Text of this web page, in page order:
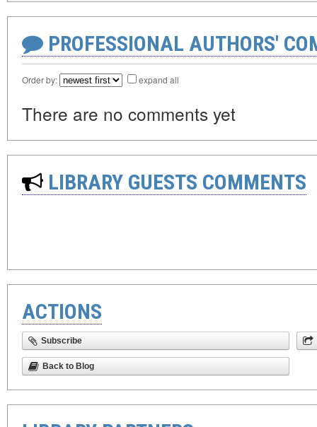
PROFESSIONAL AUTHORS'
Order by: expand all
There are no comments yet
LIBRARY GUESTS COMMENTS
ACTIONS
Subscribe
Back to Blog